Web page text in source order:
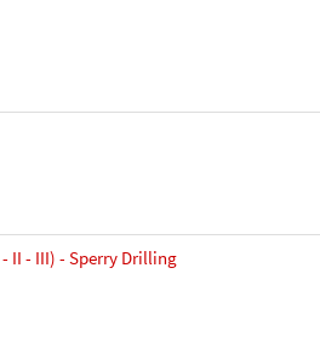
II - III) - Sperry Drilling